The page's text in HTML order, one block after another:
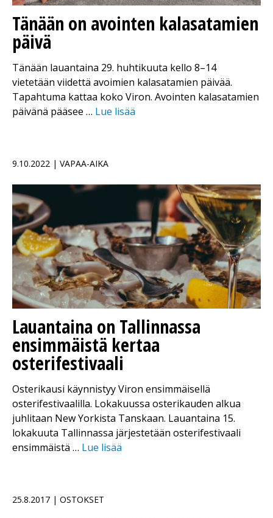
Tänään on avointen kalasatamien
päivä
Tänään lauantaina 29. huhtikuuta kello 8–14
vietetään viidettä avoimien kalasatamien päivää.
Tapahtuma kattaa koko Viron. Avointen kalasatamien
päivänä pääsee … Lue lisää
9.10.2022 | VAPAA-AIKA
Lauantaina on Tallinnassa
ensimmäistä kertaa
osterifestivaali
Osterikausi käynnistyy Viron ensimmäisellä
osterifestivaalilla. Lokakuussa osterikauden alkua
juhlitaan New Yorkista Tanskaan. Lauantaina 15.
lokakuuta Tallinnassa järjestetään osterifestivaali
ensimmäistä … Lue lisää
25.8.2017 | OSTOKSET